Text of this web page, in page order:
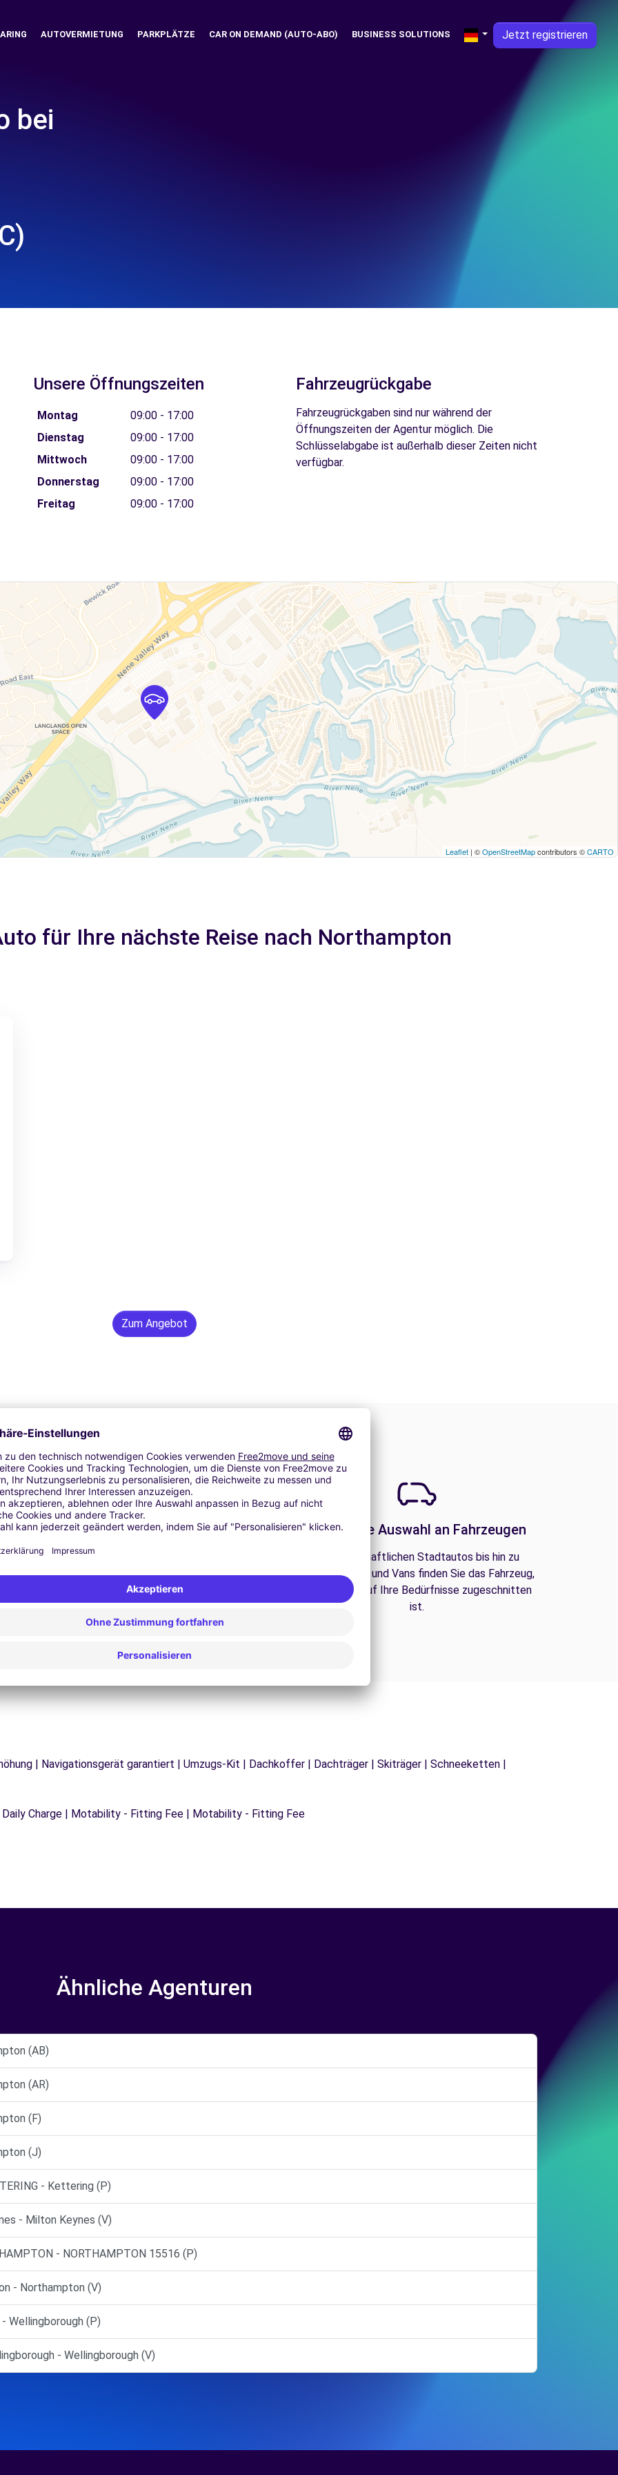
AUTOVERMIETUNG PARKPLÄTZE CAR ON DEMAND (AUTO-ABO) BUSINESS SOLUTIONS Jetzt registrieren
bei
Unsere Öffnungszeiten
Montag
09:00 - 17:00
Dienstag
09:00 - 17:00
Mittwoch
09:00 - 17:00
Donnerstag
09:00 - 17:00
Freitag
09:00 - 17:00
Fahrzeugrückgabe
Fahrzeugrückgaben sind nur während der
Öffnungszeiten der Agentur möglich. Die
Schlüsselabgabe ist außerhalb dieser Zeiten nicht
verfügbar.
Leaflet | ©OpenStreetMapcontributors ©CARTO
für Ihre nächste Reise nach Northampton
Zum Angebot
24/7 Unterstützung
Probleme auf der Straße? Unser Support-Service
ist jederzeit verfügbar, um eine
unterbrechungsfreie Reise zu gewährleisten.
Eine große Auswahl an Fahrzeugen
Von wirtschaftlichen Stadtautos bis hin zu
Familien-SUVs und Vans finden Sie das Fahrzeug,
das perfekt auf Ihre Bedürfnisse zugeschnitten
ist.
| Navigationsgerät garantiert | Umzugs-Kit | Dachkoffer | Dachträger | Skiträger | Schneeketten |
Charge | Motability - Fitting Fee | Motability - Fitting Fee
Ähnliche Agenturen
(AB)
(AR)
(F)
(J)
- Kettering (P)
- Milton Keynes (V)
- NORTHAMPTON 15516 (P)
- Northampton (V)
Wellingborough (P)
- Wellingborough (V)